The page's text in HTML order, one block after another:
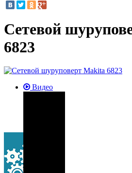
Cетевой
6823
Видео